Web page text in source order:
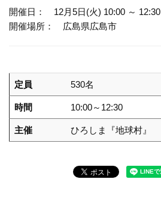
開催日： 12月5日(火) 10:00 ～ 12:30
開催場所： 広島県広島市
定員 530名
時間 10:00～12:30
主催 ひろしま『地球村』